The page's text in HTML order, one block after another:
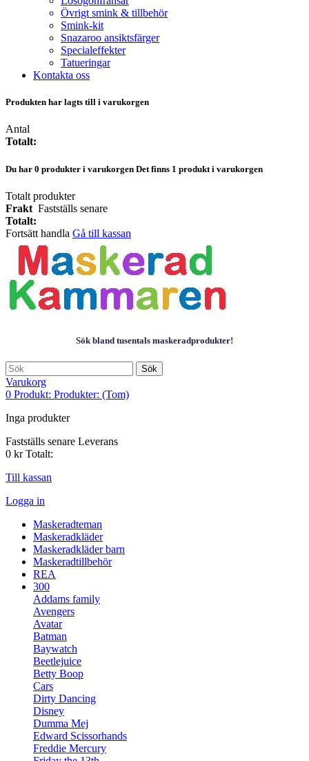
Övrigt smink & tillbehör
Smink-kit
Snazaroo ansiktsfärger
Specialeffekter
Tatueringar
Kontakta oss
Produkten har lagts till i varukorgen
Antal
Totalt:
Du har 0 produkter i varukorgen Det finns 1 produkt i varukorgen
Totalt produkter
Frakt Fastställs senare
Totalt:
Fortsätt handla Gå till kassan
Sök bland tusentals maskeradprodukter!
Sök
Varukorg
0 Produkt: Produkter: (Tom)
Inga produkter
Fastställs senare Leverans
0 kr Totalt:
Till kassan
Logga in
Maskeradteman
Maskeradkläder
Maskeradkläder barn
Maskeradtillbehör
REA
300
Addams family
Avengers
Avatar
Batman
Baywatch
Beetlejuice
Betty Boop
Cars
Dirty Dancing
Disney
Dumma Mej
Edward Scissorhands
Freddie Mercury